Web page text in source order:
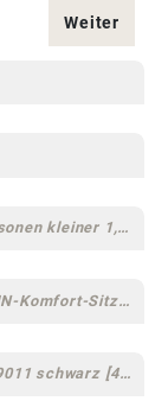
Weiter
Gasfeder Niedrig - für Personen kleiner 1,60 m
Ergonomischer DIN-Komfort-Sitz [75]
Polyamid Fußkreuz RAL 9011 schwarz [44]